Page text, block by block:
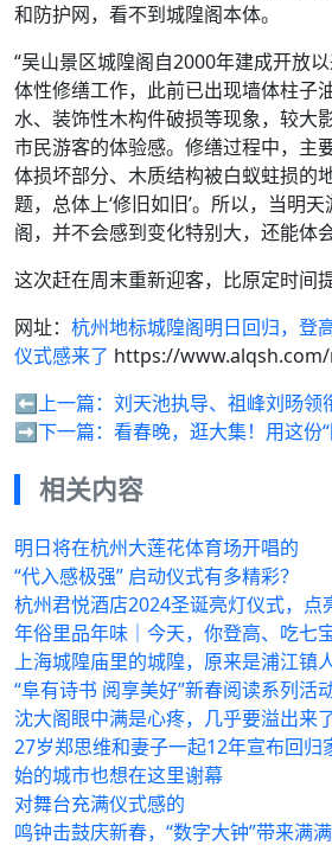
和防护网，看不到城隍阁本体。
“吴山景区城隍阁自2000年建成开放
体性修缮工作，此前已出现墙体柱子
水、装饰性木构件破损等现象，较大
市民游客的体验感。修缮过程中，主
体损坏部分、木质结构被白蚁蛀损的
题，总体上‘修旧如旧’。所以，当明
阁，并不会感到变化特别大，还能体
这次赶在周末重新迎客，比原定时间
网址： 杭州地标城隍阁明日回归，登
仪式感来了 https://
⬅️上一篇： 刘天池执导、祖峰刘旸领
➡️下一篇： 看春晚，逛大集！用这份
相关内容
明日将在杭州大莲花体育场开唱的
“代入感极强” 启动仪式有多精彩？
杭州君悦酒店2024圣诞亮灯仪式，点
年俗里品年味｜今天，你登高、吃七
上海城隍庙里的城隍，原来是浦江镇人
“阜有诗书 阅享美好”新春阅读系列活
沈大阁眼中满是心疼，几乎要溢出来
27岁郑思维和妻子一起12年宣布回归
始的城市也想在这里谢幕
对舞台充满仪式感的
鸣钟击鼓庆新春，“数字大钟”带来满